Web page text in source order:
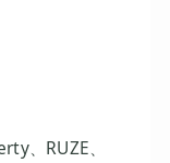
、RUZE、